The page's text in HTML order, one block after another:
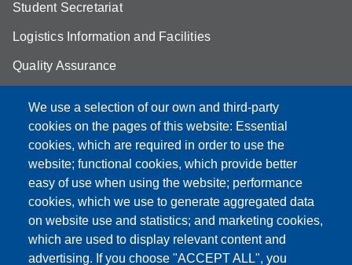
We use a selection of our own and third-party
cookies on the pages of this website: Essential
cookies, which are required in order to use the
website; functional cookies, which provide better
easy of use when using the website; performance
cookies, which we use to generate aggregated data
on website use and statistics; and marketing cookies,
which are used to display relevant content and
advertising. If you choose "ACCEPT ALL", you
Student Secretariat
Logistics Information and Facilities
Quality Assurance
Aule Unimore
prenotazione autocarro DISMI
Partita IVA: 00427620364
Dipartimento di Scienze e Metodi dell'Ingegneria